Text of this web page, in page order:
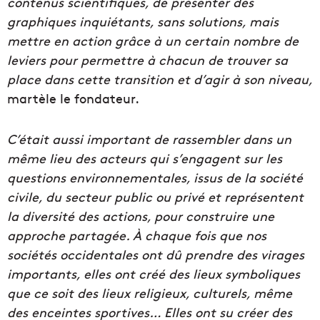
graphiques inquiétants, sans solutions, mais
mettre en action grâce à un certain nombre de
leviers pour permettre à chacun de trouver sa
place dans cette transition et d’agir à son niveau,
martèle le fondateur.
C’était aussi important de rassembler dans un
même lieu des acteurs qui s’engagent sur les
questions environnementales, issus de la société
civile, du secteur public ou privé et représentent
la diversité des actions, pour construire une
approche partagée. À chaque fois que nos
sociétés occidentales ont dû prendre des virages
importants, elles ont créé des lieux symboliques
que ce soit des lieux religieux, culturels, même
des enceintes sportives… Elles ont su créer des